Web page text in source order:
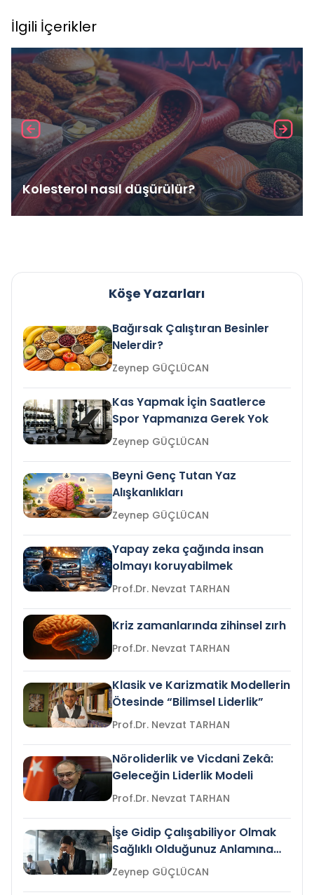
İlgili İçerikler
Kolesterol nasıl düşürülür?
Köşe Yazarları
Bağırsak Çalıştıran Besinler
Nelerdir?
Zeynep GÜÇLÜCAN
Kas Yapmak İçin Saatlerce
Spor Yapmanıza Gerek Yok
Zeynep GÜÇLÜCAN
Beyni Genç Tutan Yaz
Alışkanlıkları
Zeynep GÜÇLÜCAN
Yapay zeka çağında insan
olmayı koruyabilmek
Prof.Dr. Nevzat TARHAN
Kriz zamanlarında zihinsel zırh
Prof.Dr. Nevzat TARHAN
Klasik ve Karizmatik Modellerin
Ötesinde “Bilimsel Liderlik”
Prof.Dr. Nevzat TARHAN
Nöroliderlik ve Vicdani Zekâ:
Geleceğin Liderlik Modeli
Prof.Dr. Nevzat TARHAN
İşe Gidip Çalışabiliyor Olmak
Sağlıklı Olduğunuz Anlamına
Gelir mi?Zeynep GÜÇLÜCAN